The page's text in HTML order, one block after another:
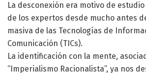
La desconexión era motivo de
de los expertos desde mucho antes
masiva de las Tecnologías de
Comunicación (TICs).
La identificación con la mente,
“Imperialismo Racionalista”, ya nos